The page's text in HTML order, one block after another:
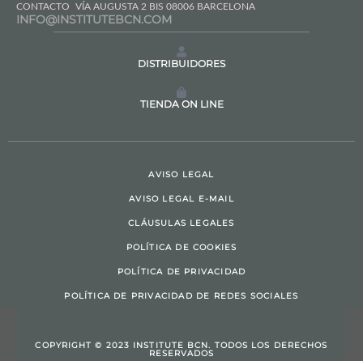
CONTACTO VÍA AUGUSTA 2 BIS 08006 BARCELONA
INFO@INSTITUTEBCN.COM
DISTRIBUIDORES
TIENDA ON LINE
AVISO LEGAL
AVISO LEGAL E-MAIL
CLÁUSULAS LEGALES
POLÍTICA DE COOKIES
POLÍTICA DE PRIVACIDAD
POLÍTICA DE PRIVACIDAD DE REDES SOCIALES
COPYRIGHT © 2023 INSTITUTE BCN. TODOS LOS DERECHOS
RESERVADOS